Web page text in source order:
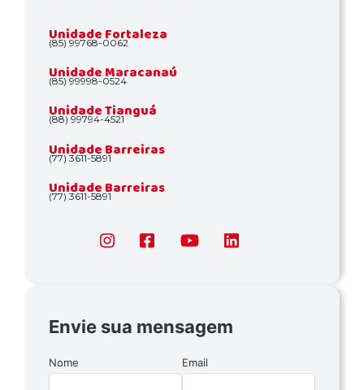
Unidade Fortaleza
(85) 99768-0062
Unidade Maracanaú
(85) 99998-0524
Unidade Tianguá
(88) 99794-4521
Unidade Barreiras
(77) 3611-5891
Unidade Barreiras
(77) 3611-5891
Envie sua mensagem
Nome Email